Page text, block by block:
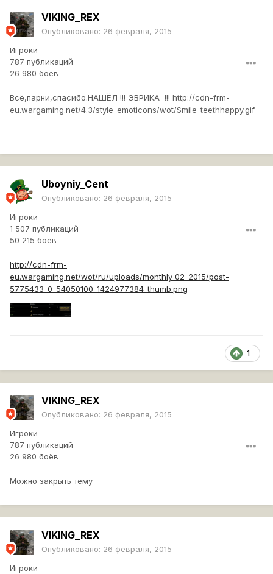
VIKING_REX
Опубликовано: 26 февраля, 2015
Игроки
787 публикаций
26 980 боёв
Всё,парни,спасибо.НАШЁЛ !!! ЭВРИКА !!! http://cdn-frm-
eu.wargaming.net/4.3/style_emoticons/wot/Smile_teethhappy.gif
Uboyniy_Cent
Опубликовано: 26 февраля, 2015
Игроки
1 507 публикаций
50 215 боёв
http://cdn-frm-
eu.wargaming.net/wot/ru/uploads/monthly_02_2015/post-
5775433-0-54050100-1424977384_thumb.png
1
VIKING_REX
Опубликовано: 26 февраля, 2015
Игроки
787 публикаций
26 980 боёв
Можно закрыть тему
VIKING_REX
Опубликовано: 26 февраля, 2015
Игроки